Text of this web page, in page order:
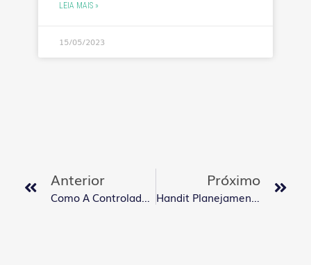
LEIA MAIS »
15/05/2023
Anterior
Como A Controladoria Estratégica Pode Auxiliar Na Tomada De Decisões?
Próximo
Handit Planejamento Orçamentário Supera Expectativas E Anuncia Crescimento De 85% Em 2022